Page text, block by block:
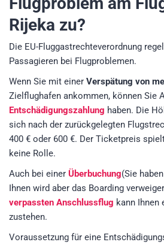
Rijeka zu?
Die EU-Fluggastrechteverordnung
Passagieren bei Flugproblemen.
Wenn Sie mit einer Verspätung von
Zielflughafen ankommen, können Sie
Entschädigungszahlung haben. Die
sich nach der zurückgelegten
400 € oder 600 €. Der Ticketpreis
keine Rolle.
Auch bei einer Überbuchung(Sie
Ihnen wird aber das Boarding
verpassten Anschlussflug kann Ihnen
zustehen.
Voraussetzung für eine